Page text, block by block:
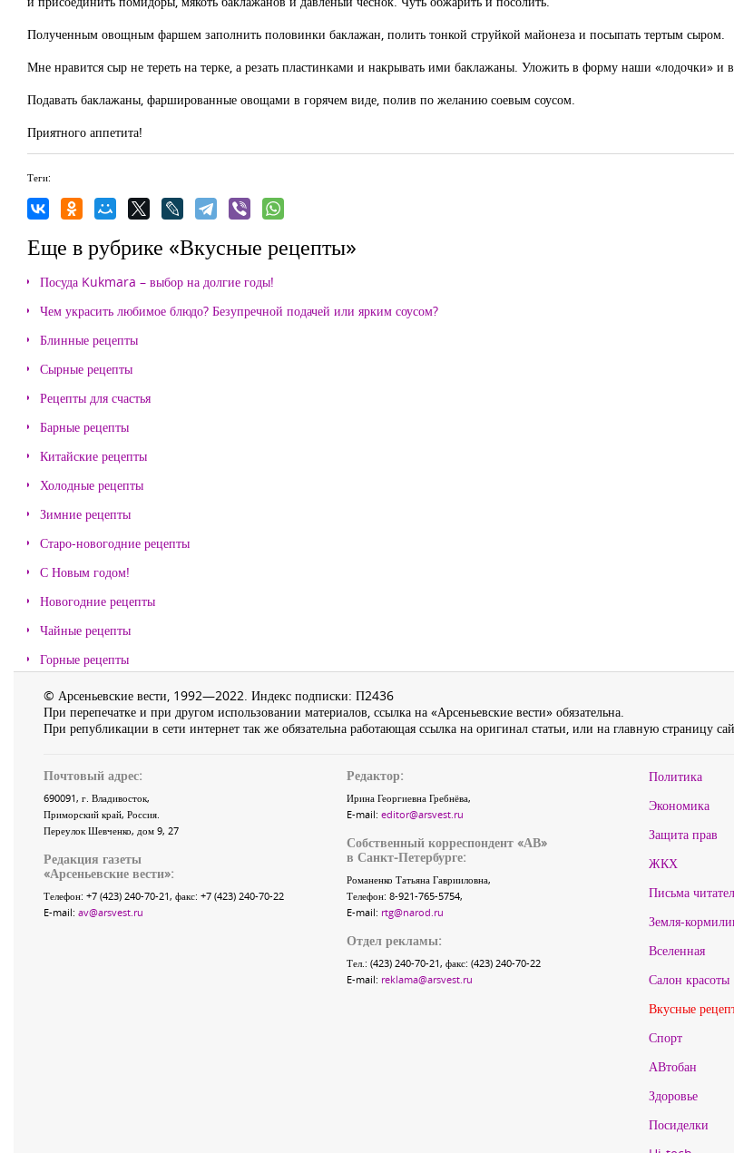
Полученным овощным фаршем заполнить половинки баклажан, полить тонкой струйкой майонеза и посыпать тертым сыром.
Мне нравится сыр не тереть на терке, а резать пластинками и накрывать ими баклажаны. Уложить в форму наши «лодочки» и
Подавать баклажаны, фаршированные овощами в горячем виде, полив по желанию соевым соусом.
Приятного аппетита!
Теги:
Еще в рубрике «Вкусные рецепты»
Посуда Kukmara – выбор на долгие годы!
Чем украсить любимое блюдо? Безупречной подачей или ярким соусом?
Блинные рецепты
Сырные рецепты
Рецепты для счастья
Барные рецепты
Китайские рецепты
Холодные рецепты
Зимние рецепты
Старо-новогодние рецепты
С Новым годом!
Новогодние рецепты
Чайные рецепты
Горные рецепты
© Арсеньевские вести, 1992—2022. Индекс подписки: П2436
При перепечатке и при другом использовании материалов, ссылка на «Арсеньевские вести» обязательна.
При републикации в сети интернет так же обязательна работающая ссылка на оригинал статьи, или на главную страницу
Почтовый адрес:
690091, г. Владивосток,
Приморский край, Россия.
Переулок Шевченко, дом 9, 27
Редакция газеты
«Арсеньевские вести»:
Телефон: +7 (423) 240-70-21, факс: +7 (423) 240-70-22
E-mail: av@arsvest.ru
Редактор:
Ирина Георгиевна Гребнёва,
E-mail: editor@arsvest.ru
Собственный корреспондент «АВ»
в Санкт-Петербурге:
Романенко Татьяна Гаврииловна,
Телефон: 8-921-765-5754,
E-mail: rtg@narod.ru
Отдел рекламы:
Тел.: (423) 240-70-21, факс: (423) 240-70-22
E-mail: reklama@arsvest.ru
Политика
Экономика
Защита прав
ЖКХ
Письма
Земля-
Вселенная
Салон красоты
Вкусные
Спорт
АВтобан
Здоровье
Посиделки